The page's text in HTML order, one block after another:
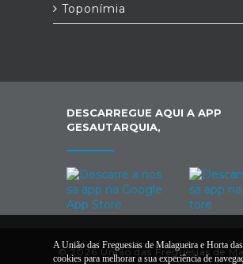
Toponímia
DESCARREGUE AQUI A APP
GESAUTARQUIA,
© 2026 União das Freguesias de
A União das Freguesias de Malagueira e Horta
cookies para melhorar a sua experiência de